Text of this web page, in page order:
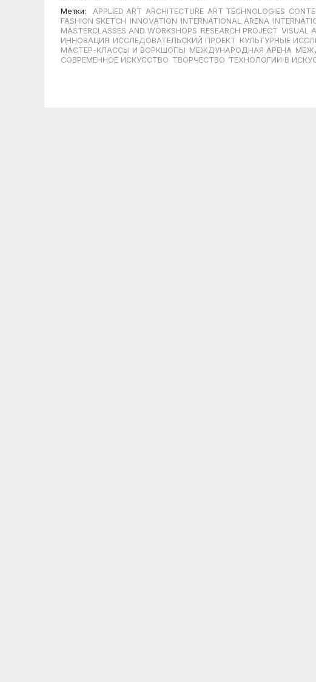
Метки: APPLIED ART ARCHITECTURE ART TECHNOLOGIES
FASHION SKETCH INNOVATION INTERNATIONAL ARENA
MASTERCLASSES AND WORKSHOPS RESEARCH PROJECT VISUAL
ИННОВАЦИЯ ИССЛЕДОВАТЕЛЬСКИЙ ПРОЕКТ КУЛЬТУРНЫЕ
МАСТЕР-КЛАССЫ И ВОРКШОПЫ МЕЖДУНАРОДНАЯ АРЕНА
СОВРЕМЕННОЕ ИСКУССТВО ТВОРЧЕСТВО ТЕХНОЛОГИИ В